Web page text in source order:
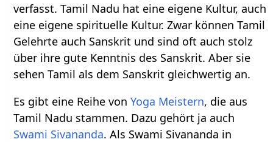
verfasst. Tamil Nadu hat eine eigene Kultur, auch
eine eigene spirituelle Kultur. Zwar können Tamil
Gelehrte auch Sanskrit und sind oft auch stolz
über ihre gute Kenntnis des Sanskrit. Aber sie
sehen Tamil als dem Sanskrit gleichwertig an.
Es gibt eine Reihe vonYoga Meistern, die aus
Tamil Nadu stammen. Dazu gehört ja auch
Swami Sivananda. Als Swami Sivananda in